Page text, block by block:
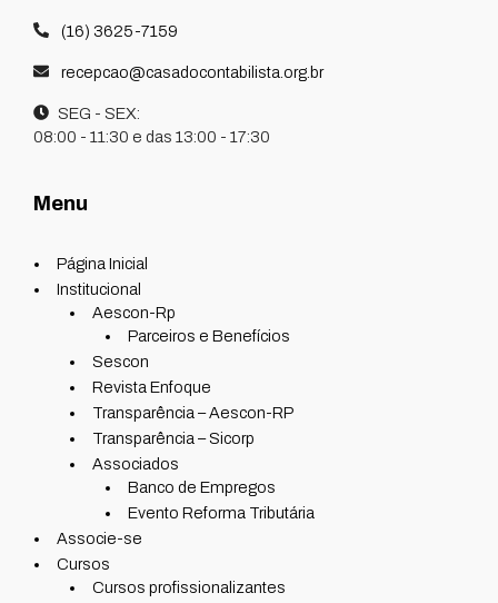
(16) 3625-7159
recepcao@casadocontabilista.org.br
SEG - SEX:
08:00 - 11:30 e das 13:00 - 17:30
Menu
Página Inicial
Institucional
Aescon-Rp
Parceiros e Benefícios
Sescon
Revista Enfoque
Transparência – Aescon-RP
Transparência – Sicorp
Associados
Banco de Empregos
Evento Reforma Tributária
Associe-se
Cursos
Cursos profissionalizantes